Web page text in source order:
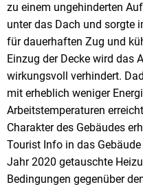
zu einem ungehinderten
unter das Dach und sorgte
für dauerhaften Zug und
Einzug der Decke wird das
wirkungsvoll verhindert.
mit erheblich weniger
Arbeitstemperaturen
Charakter des Gebäudes
Tourist Info in das
Jahr 2020 getauschte
Bedingungen gegenüber